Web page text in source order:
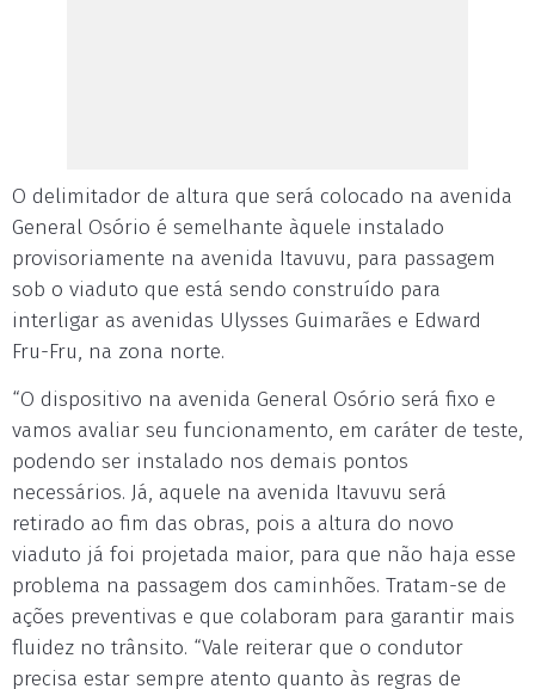
O delimitador de altura que será colocado na avenida
General Osório é semelhante àquele instalado
provisoriamente na avenida Itavuvu, para passagem
sob o viaduto que está sendo construído para
interligar as avenidas Ulysses Guimarães e Edward
Fru-Fru, na zona norte.
“O dispositivo na avenida General Osório será fixo e
vamos avaliar seu funcionamento, em caráter de teste,
podendo ser instalado nos demais pontos
necessários. Já, aquele na avenida Itavuvu será
retirado ao fim das obras, pois a altura do novo
viaduto já foi projetada maior, para que não haja esse
problema na passagem dos caminhões. Tratam-se de
ações preventivas e que colaboram para garantir mais
fluidez no trânsito. “Vale reiterar que o condutor
precisa estar sempre atento quanto às regras de